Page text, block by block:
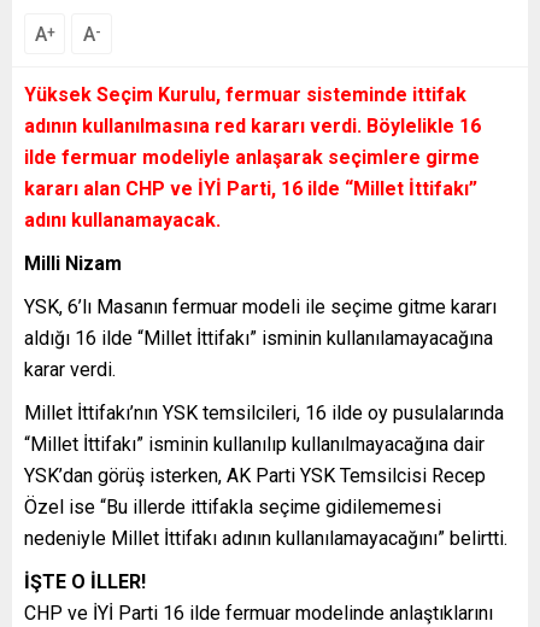
A+ A-
Yüksek Seçim Kurulu, fermuar sisteminde ittifak
adının kullanılmasına red kararı verdi. Böylelikle 16
ilde fermuar modeliyle anlaşarak seçimlere girme
kararı alan CHP ve İYİ Parti, 16 ilde “Millet İttifakı”
adını kullanamayacak.
Milli Nizam
YSK, 6’lı Masanın fermuar modeli ile seçime gitme kararı
aldığı 16 ilde “Millet İttifakı” isminin kullanılamayacağına
karar verdi.
Millet İttifakı’nın YSK temsilcileri, 16 ilde oy pusulalarında
“Millet İttifakı” isminin kullanılıp kullanılmayacağına dair
YSK’dan görüş isterken, AK Parti YSK Temsilcisi Recep
Özel ise “Bu illerde ittifakla seçime gidilememesi
nedeniyle Millet İttifakı adının kullanılamayacağını” belirtti.
İŞTE O İLLER!
CHP ve İYİ Parti 16 ilde fermuar modelinde anlaştıklarını